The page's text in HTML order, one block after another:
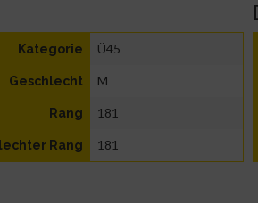
Kategorie Ü45
Geschlecht M
Rang 181
Rang 181